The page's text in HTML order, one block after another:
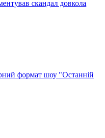
скандал довкола
формат шоу "Останній